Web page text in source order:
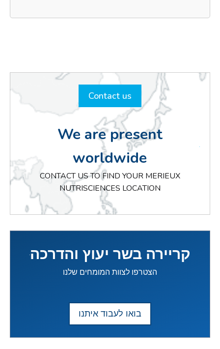
Contact us
We are present
worldwide
CONTACT US TO FIND YOUR MERIEUX
NUTRISCIENCES LOCATION
קריירה בשר יעוץ והדרכה
הצטרפו לצוות המומחים שלנו
בואו לעבוד איתנו